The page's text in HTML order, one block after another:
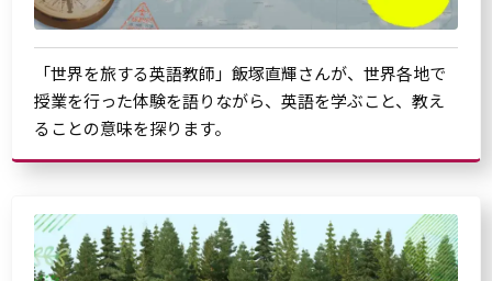
「世界を旅する英語教師」飯塚直輝さんが、世界各地で
授業を行った体験を語りながら、英語を学ぶこと、教え
ることの意味を探ります。